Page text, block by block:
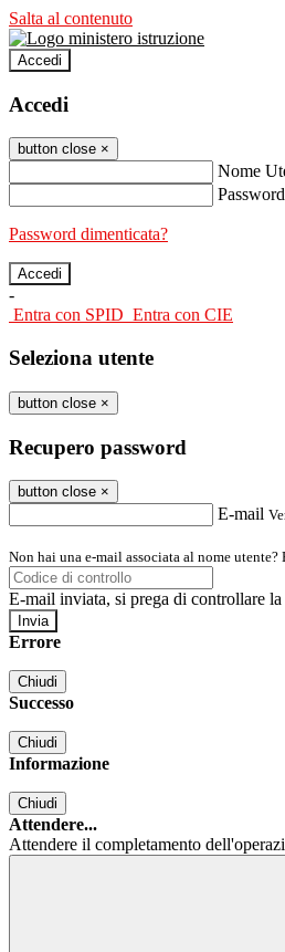
Salta al contenuto
Accedi
Accedi
button close ×
Nome
Password
Password dimenticata?
-
Entra con SPID Entra con CIE
Seleziona utente
button close ×
Recupero password
button close ×
E-mail
Non hai una e-mail associata al nome
E-mail inviata, si prega di controllare
Errore
Chiudi
Successo
Chiudi
Informazione
Chiudi
Attendere...
Attendere il completamento